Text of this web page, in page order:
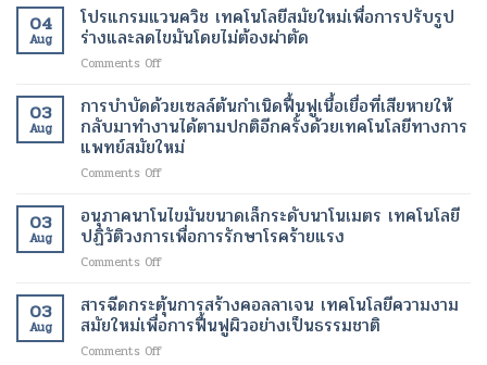
เทคโนโลยี
สมัย
ใหม่
การ
ลด
น้ำ
หนัก
เทคโนโลยี
ทางการ
แพทย์
เปลี่ยนแปลง
ชีวิต
ของ
ผู้
เทคโนโลยี
การ
ผ่าตัด
สมัย
ใหม่
ของ
ผู้
ป่วย
ฟื้นฟู
ผิว
ด้วย
เลเซอร์
ความ
งาม
สมัย
ใหม่
ที่
กระจ่าง
ดี
ขึ้น
04
Aug
โปรแกรมแวนควิช เทคโนโลยีสมัยใหม่เพื่อการปรับรูป
ร่างและลดไขมันโดยไม่ต้องผ่าตัด
Comments Offon
แก
รม
แวน
ควิช
เทคโนโลยี
ใหม่
เพื่อ
การ
ร่าง
และ
03
Aug
การบำบัดด้วยเซลล์ต้นกำเนิดฟื้นฟูเนื้อเยื่อที่เสียหายให้
กลับมาทำงานได้ตามปกติอีกครั้งด้วยเทคโนโลยีทางการ
แพทย์สมัยใหม่
Comments Offon
บำบัด
ด้วย
เซลล์
ต้น
ฟื้นฟู
เนื้อเยื่อ
03
Aug
อนุภาคนาโนไขมันขนาดเล็กระดับนาโนเมตร เทคโนโลยี
ปฏิวัติวงการเพื่อการรักษาโรคร้ายแรง
Comments Offon
นาโน
ไข
มัน
ขนาด
03
Aug
สารฉีดกระตุ้นการสร้างคอลลาเจน เทคโนโลยีความงาม
สมัยใหม่เพื่อการฟื้นฟูผิวอย่างเป็นธรรมชาติ
Comments Offon